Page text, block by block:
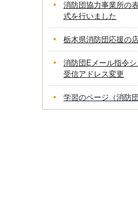
消防団協力事業所の
式を行いました
栃木県消防団応援の
消防団Eメール指令
受信アドレス変更
学習のページ（消防団